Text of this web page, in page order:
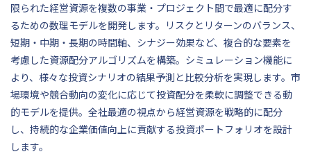
限られた経営資源を複数の事業・プロジェクト間で最適に配分す
るための数理モデルを開発します。リスクとリターンのバランス、
短期・中期・長期の時間軸、シナジー効果など、複合的な要素を
考慮した資源配分アルゴリズムを構築。シミュレーション機能に
より、様々な投資シナリオの結果予測と比較分析を実現します。市
場環境や競合動向の変化に応じて投資配分を柔軟に調整できる動
的モデルを提供。全社最適の視点から経営資源を戦略的に配分
し、持続的な企業価値向上に貢献する投資ポートフォリオを設計
します。